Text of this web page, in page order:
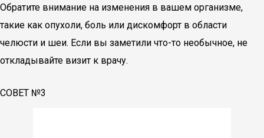
Обратите внимание на изменения в вашем организме,
такие как опухоли, боль или дискомфорт в области
челюсти и шеи. Если вы заметили что-то необычное, не
откладывайте визит к врачу.
СОВЕТ №3